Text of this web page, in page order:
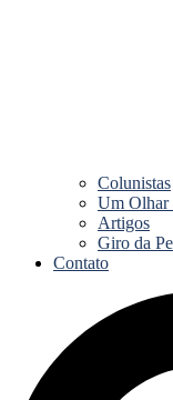
Colunistas
Um Olhar
Artigos
Giro da
Contato